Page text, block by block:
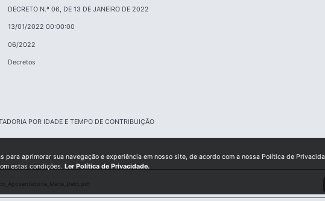
DECRETO N.º 06, DE 13 DE JANEIRO DE 2022
13/01/2022 00:00:00
06/2022
Decretos
POR IDADE E TEMPO DE CONTRIBUIÇÃO
para aprimorar sua navegação e experiência em nosso site, de acordo com a nossa Política de
estas condições. Ler Política de Privacidade.